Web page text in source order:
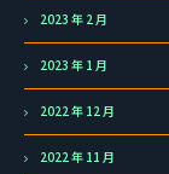
2023 年 2 月
2023 年 1 月
2022 年 12 月
2022 年 11 月